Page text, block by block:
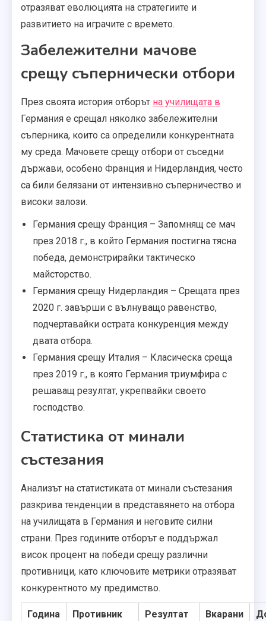
отразяват еволюцията на стратегиите и
развитието на играчите с времето.
Забележителни мачове
срещу съпернически отбори
През своята история отборът на училищата в
Германия е срещал няколко забележителни
съперника, които са определили конкурентната
му среда. Мачовете срещу отбори от съседни
държави, особено Франция и Нидерландия, често
са били белязани от интензивно съперничество и
високи залози.
Германия срещу Франция – Запомнящ се мач
през 2018 г., в който Германия постигна тясна
победа, демонстрирайки тактическо
майсторство.
Германия срещу Нидерландия – Срещата през
2020 г. завърши с вълнуващо равенство,
подчертавайки острата конкуренция между
двата отбора.
Германия срещу Италия – Класическа среща
през 2019 г., в която Германия триумфира с
решаващ резултат, укрепвайки своето
господство.
Статистика от минали
състезания
Анализът на статистиката от минали състезания
разкрива тенденции в представянето на отбора
на училищата в Германия и неговите силни
страни. През годините отборът е поддържал
висок процент на победи срещу различни
противници, като ключовите метрики отразяват
конкурентното му предимство.
Година Противник Резултат
Вкарани